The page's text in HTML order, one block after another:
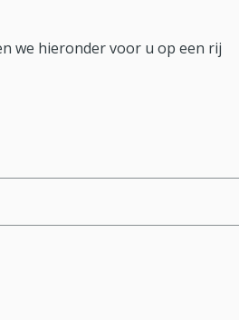
we hieronder voor u op een rij